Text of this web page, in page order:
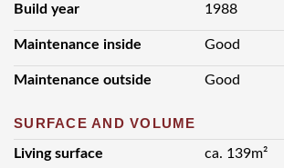
- Oplevering in overleg.
- Uw bezichtiging meer dan waard!
Build year 1988
Maintenance inside Good
Maintenance outside Good
SURFACE AND VOLUME
Living surface ca. 139m²